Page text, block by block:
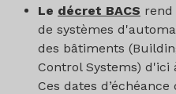
Le décret BACS
de systèmes
des bâtiments
Control Systems) d'ici
Ces dates